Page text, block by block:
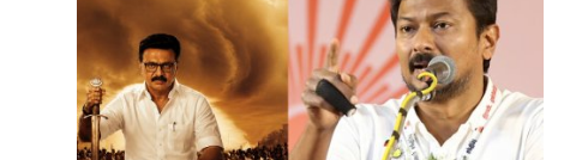
Special Story
Business